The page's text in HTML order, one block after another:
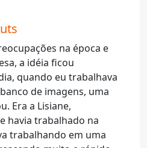
na época e
a idéia ficou
quando eu trabalhava
de imagens, uma
Era a Lisiane,
havia trabalhado na
trabalhando em uma